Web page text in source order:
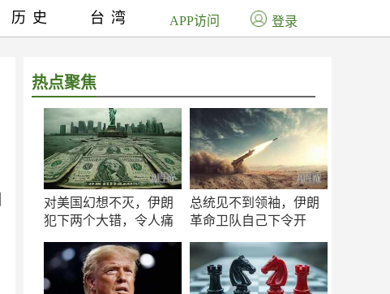
热点聚焦
对美国幻想不灭，伊朗
犯下两个大错，令人痛
总统见不到领袖，伊朗
革命卫队自己下令开
历史 台湾 APP访问 登录